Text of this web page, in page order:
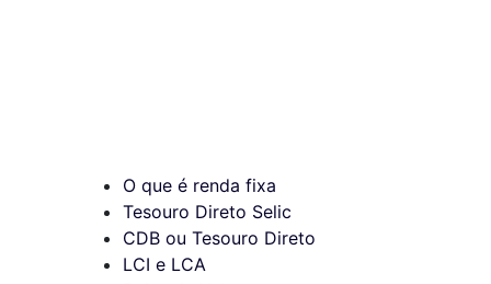
O que é renda fixa
Tesouro Direto Selic
CDB ou Tesouro Direto
LCI e LCA